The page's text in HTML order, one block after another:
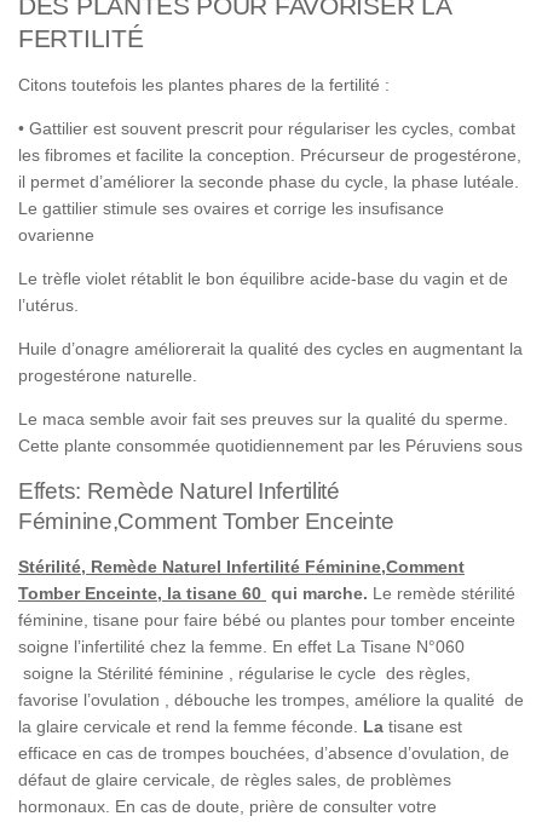
FERTILITÉ
Citons toutefois les plantes phares de la fertilité :
• Gattilier est souvent prescrit pour régulariser les cycles, combat
les fibromes et facilite la conception. Précurseur de progestérone,
il permet d’améliorer la seconde phase du cycle, la phase lutéale.
Le gattilier stimule ses ovaires et corrige les insufisance
ovarienne
Le trèfle violet rétablit le bon équilibre acide-base du vagin et de
l’utérus.
Huile d’onagre améliorerait la qualité des cycles en augmentant la
progestérone naturelle.
Le maca semble avoir fait ses preuves sur la qualité du sperme.
Cette plante consommée quotidiennement par les Péruviens sous
Effets: Remède Naturel Infertilité
Féminine,Comment Tomber Enceinte
Stérilité, Remède Naturel Infertilité Féminine,Comment
Tomber Enceinte, la tisane 60 qui marche. Le remède stérilité
féminine, tisane pour faire bébé ou plantes pour tomber enceinte
soigne l’infertilité chez la femme. En effet La Tisane N°060
soigne la Stérilité féminine , régularise le cycle des règles,
favorise l’ovulation , débouche les trompes, améliore la qualité de
la glaire cervicale et rend la femme féconde. La tisane est
efficace en cas de trompes bouchées, d’absence d’ovulation, de
défaut de glaire cervicale, de règles sales, de problèmes
hormonaux. En cas de doute, prière de consulter votre